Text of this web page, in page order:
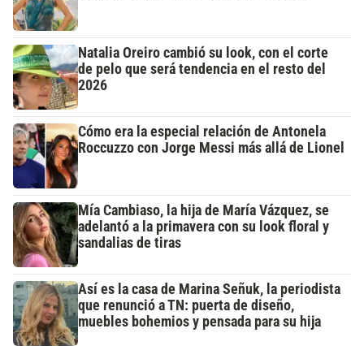
Natalia Oreiro cambió su look, con el corte
de pelo que será tendencia en el resto del
2026
Cómo era la especial relación de Antonela
Roccuzzo con Jorge Messi más allá de Lionel
Mía Cambiaso, la hija de María Vázquez, se
adelantó a la primavera con su look floral y
sandalias de tiras
Así es la casa de Marina Señuk, la periodista
que renunció a TN: puerta de diseño,
muebles bohemios y pensada para su hija